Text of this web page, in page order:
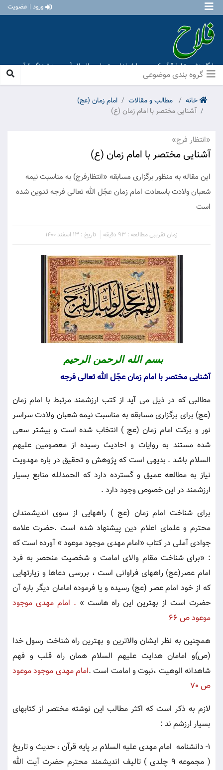
ورود | عضویت
پایگاه نشر و تبلیغ قرآن کریم و معارف اهل بیت علیهم السلام [ موسسه فرهنگی قرآن و
عترت منهاج عشق آباد ]
خانه مطالب و مقالات
امام زمان (عج)
آشنایی مختصر با امام زمان (ع)
«انتظار فرج»
آشنایی مختصر با امام زمان (ع)
این مقاله به منظور برگزاری مسابقه «انتظارفرج) به مناسبت نیمه
شعبان ولادت باسعادت امام زمان عجّل الله تعالی فرجه تدوین شده
است
زمان تقریبی مطالعه : 93 دقیقه تاریخ : 13 اسفند 1400
بسم الله الرحمن الرحیم
آشنایی مختصر با امام زمان عجّل الله تعالی فرجه
مطالبی که در ذیل می آید از کتب ارزشمند مرتبط با امام زمان
(عج) برای برگزاری مسابقه به مناسبت نیمه شعبان ولادت سراسر
نور و برکت امام زمان (عج ) انتخاب شده است و بیشتر سعی
شده مستند به روایات و احادیث رسیده از معصومین علیهم
السلام باشد . بدیهی است که پژوهش و تحقیق در باره مهدویت
نیاز به مطالعه عمیق و گسترده دارد که الحمدلله منابع بسیار
ارزشمند در این خصوص وجود دارد .
برای شناخت امام زمان (عج ) راههایی از سوی اندیشمندان
محترم و علمای اعلام دین پیشنهاد شده است .حضرت علامه
جوادی آملی در کتاب «امام مهدی موجود موعود » آورده است که
: «برای شناخت مقام والای امامت و شخصیت منحصر به فرد
امام عصر(عج) راههای فراوانی است ، بررسی دعاها و زیارتهایی
که از خود امام عصر (عج) رسیده و یا فرموده امامان دیگر باره آن
حضرت است از بهترین این راه هاست » . امام مهدی موجود
موعود ص 66
همچنین به نظر ایشان والاترین و بهترین راه شناخت رسول خدا
(ص)و امامان هدایت علیهم السلام همان راه قلب و فهم
شاهدانه الوهیت ،نبوت و امامت است .امام مهدی موجود موعود
ص 70
لازم به ذکر است که اکثر مطالب این نوشته مختصر از کتابهای
بسیار ارزشم ند :
1- دانشنامه امام مهدی علیه السلام بر پایه قرآن ، حدیث و تاریخ
( مجموعه 9 چلدی ) تالیف اندیشمند محترم حضرت آیت الله